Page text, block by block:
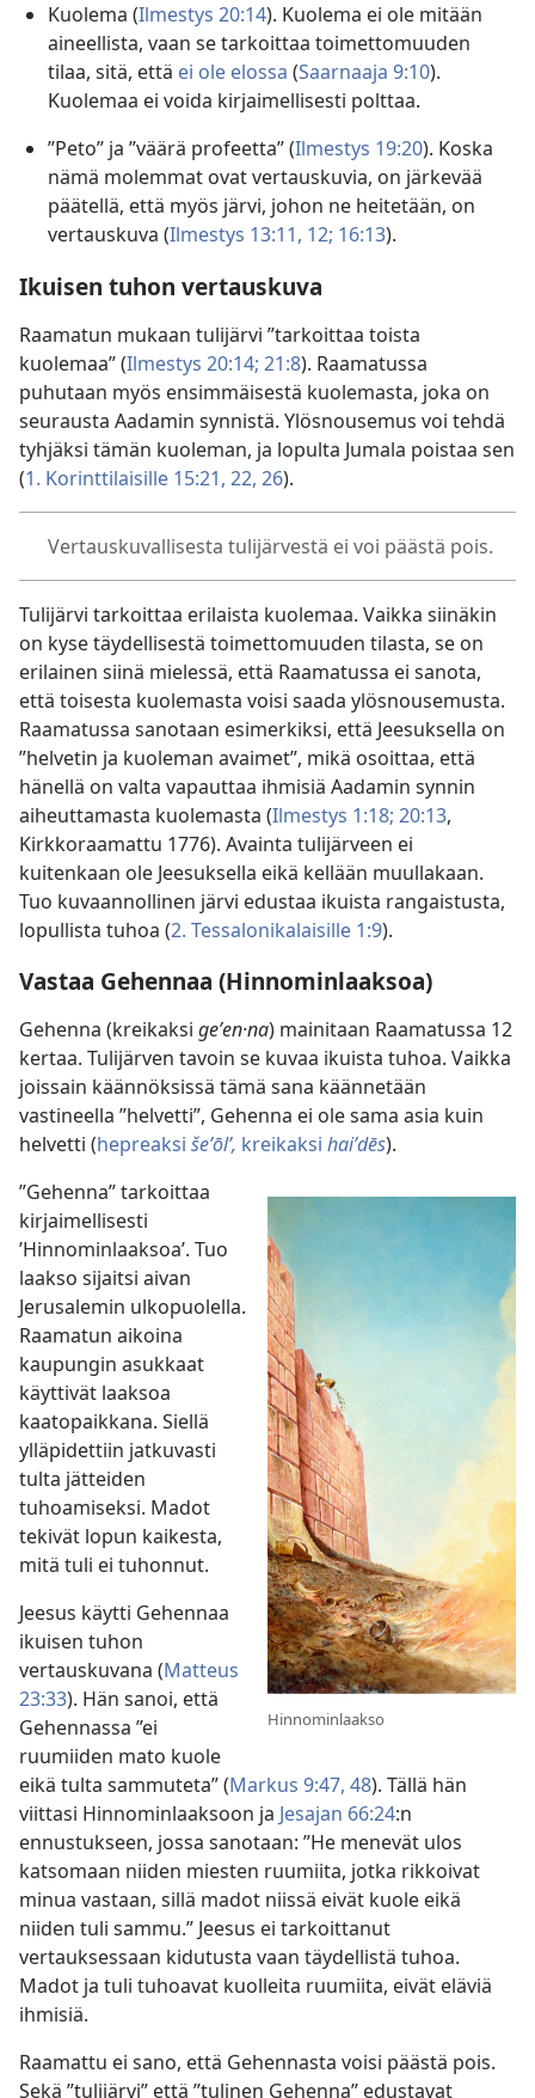
Kuolema (Ilmestys 20:14). Kuolema ei ole mitään
aineellista, vaan se tarkoittaa toimettomuuden
tilaa, sitä, että ei ole elossa (Saarnaaja 9:10).
Kuolemaa ei voida kirjaimellisesti polttaa.
”Peto” ja ”väärä profeetta” (Ilmestys 19:20). Koska
nämä molemmat ovat vertauskuvia, on järkevää
päätellä, että myös järvi, johon ne heitetään, on
vertauskuva (Ilmestys 13:11, 12; 16:13).
Ikuisen tuhon vertauskuva
Raamatun mukaan tulijärvi ”tarkoittaa toista
kuolemaa” (Ilmestys 20:14; 21:8). Raamatussa
puhutaan myös ensimmäisestä kuolemasta, joka on
seurausta Aadamin synnistä. Ylösnousemus voi tehdä
tyhjäksi tämän kuoleman, ja lopulta Jumala poistaa sen
(1. Korinttilaisille 15:21, 22, 26).
Vertauskuvallisesta tulijärvestä ei voi päästä pois.
Tulijärvi tarkoittaa erilaista kuolemaa. Vaikka siinäkin
on kyse täydellisestä toimettomuuden tilasta, se on
erilainen siinä mielessä, että Raamatussa ei sanota,
että toisesta kuolemasta voisi saada ylösnousemusta.
Raamatussa sanotaan esimerkiksi, että Jeesuksella on
”helvetin ja kuoleman avaimet”, mikä osoittaa, että
hänellä on valta vapauttaa ihmisiä Aadamin synnin
aiheuttamasta kuolemasta (Ilmestys 1:18; 20:13,
Kirkkoraamattu 1776). Avainta tulijärveen ei
kuitenkaan ole Jeesuksella eikä kellään muullakaan.
Tuo kuvaannollinen järvi edustaa ikuista rangaistusta,
lopullista tuhoa (2. Tessalonikalaisille 1:9).
Vastaa Gehennaa (Hinnominlaaksoa)
Gehenna (kreikaksi geʹen·na) mainitaan Raamatussa 12
kertaa. Tulijärven tavoin se kuvaa ikuista tuhoa. Vaikka
joissain käännöksissä tämä sana käännetään
vastineella ”helvetti”, Gehenna ei ole sama asia kuin
helvetti (hepreaksi šeʼōlʹ, kreikaksi haiʹdēs).
Hinnominlaakso
”Gehenna” tarkoittaa
kirjaimellisesti
’Hinnominlaaksoa’. Tuo
laakso sijaitsi aivan
Jerusalemin ulkopuolella.
Raamatun aikoina
kaupungin asukkaat
käyttivät laaksoa
kaatopaikkana. Siellä
ylläpidettiin jatkuvasti
tulta jätteiden
tuhoamiseksi. Madot
tekivät lopun kaikesta,
mitä tuli ei tuhonnut.
Jeesus käytti Gehennaa
ikuisen tuhon
vertauskuvana (Matteus
23:33). Hän sanoi, että
Gehennassa ”ei
ruumiiden mato kuole
eikä tulta sammuteta” (Markus 9:47, 48). Tällä hän
viittasi Hinnominlaaksoon ja Jesajan 66:24:n
ennustukseen, jossa sanotaan: ”He menevät ulos
katsomaan niiden miesten ruumiita, jotka rikkoivat
minua vastaan, sillä madot niissä eivät kuole eikä
niiden tuli sammu.” Jeesus ei tarkoittanut
vertauksessaan kidutusta vaan täydellistä tuhoa.
Madot ja tuli tuhoavat kuolleita ruumiita, eivät eläviä
ihmisiä.
Raamattu ei sano, että Gehennasta voisi päästä pois.
Sekä ”tulijärvi” että ”tulinen Gehenna” edustavat